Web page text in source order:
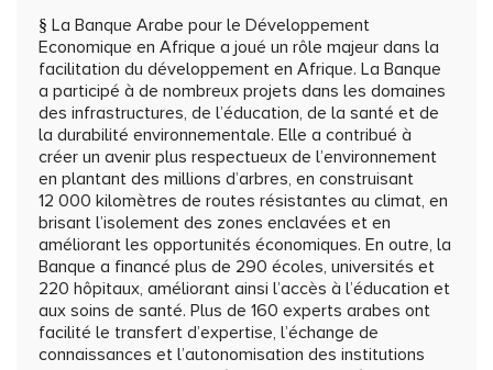
§ La Banque Arabe pour le Développement
Economique en Afrique a joué un rôle majeur dans la
facilitation du développement en Afrique. La Banque
a participé à de nombreux projets dans les domaines
des infrastructures, de l’éducation, de la santé et de
la durabilité environnementale. Elle a contribué à
créer un avenir plus respectueux de l’environnement
en plantant des millions d’arbres, en construisant
12 000 kilomètres de routes résistantes au climat, en
brisant l’isolement des zones enclavées et en
améliorant les opportunités économiques. En outre, la
Banque a financé plus de 290 écoles, universités et
220 hôpitaux, améliorant ainsi l’accès à l’éducation et
aux soins de santé. Plus de 160 experts arabes ont
facilité le transfert d’expertise, l’échange de
connaissances et l’autonomisation des institutions